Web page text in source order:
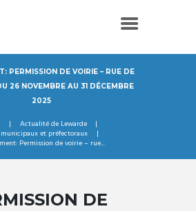
PERMISSION DE VOIRIE – RUE DE
26 NOVEMBRE AU 31 DÉCEMBRE
2025
Actualité de Lewarde
et préfectoraux
Permission de voirie – rue...
DE